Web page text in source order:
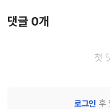
댓글 0개
첫
로그인 후